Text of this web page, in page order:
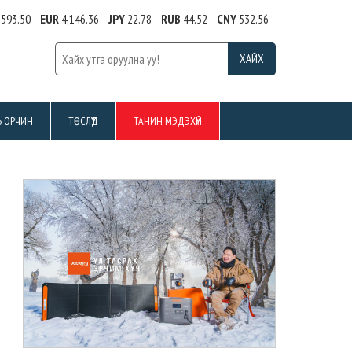
EUR4,146.36 JPY22.78 RUB 44.52 CNY532.56
ОРЧИН ТӨСЛҮҮД ТАНИН МЭДЭХҮЙ